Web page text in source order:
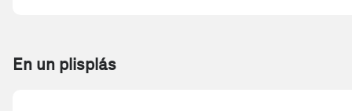
En un plisplás